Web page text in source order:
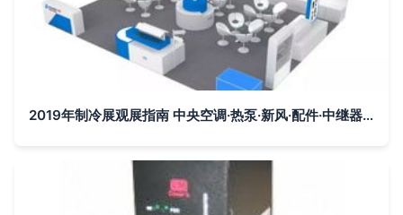
2019年制冷展观展指南 中央空调·热泵·新风·配件·中继器全解析